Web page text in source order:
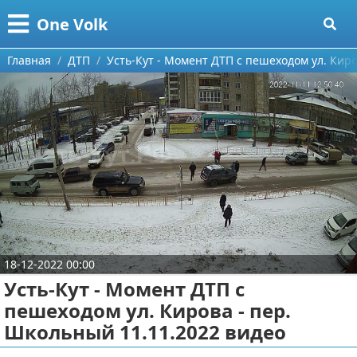
One Volk
Меню
Главная
Категории
Видео приколы
Видео про игры
Видео про автомобили
Ремонт автомобиля
Видео про путешествия
Тест-драйв
aliexpress
ebay
Поиск
О проекте
Контакты
Сотрудничество
Размещение рекламы
Для правообладателей
Условия предоставления информации
Главная ДТП Усть-Кут - Момент ДТП с пешеходом ул.
18-12-2022 00:00
Усть-Кут - Момент ДТП с
пешеходом ул. Кирова - пер.
Школьный 11.11.2022 видео